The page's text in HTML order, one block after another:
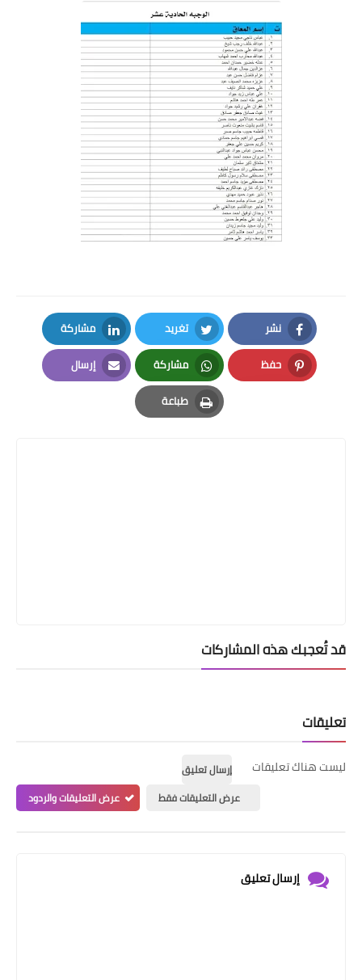
نشر
Facebook
تغريد
Twitter
مشاركة
LinkedIn
حفظ
Pinterest
مشاركة
Whatsapp
إرسال
Email
طباعة
Print
قد تُعجبك هذه المشاركات
تعليقات
ليست هناك تعليقات
إرسال تعليق
عرض التعليقات فقط
عرض التعليقات والردود
إرسال تعليق